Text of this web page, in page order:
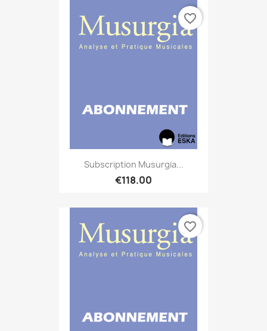
Subscription Musurgia...
€118.00
favorite_border
favorite_border